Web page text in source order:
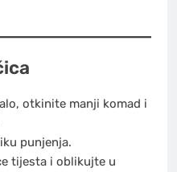
otkinite manji komad i
punjenja.
tijesta i oblikujte u